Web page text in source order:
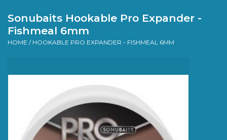
Forelvissen
Sonubaits Hookable Pro Expander -
Fishmeal 6mm
HOME / HOOKABLE PRO EXPANDER - FISHMEAL 6MM